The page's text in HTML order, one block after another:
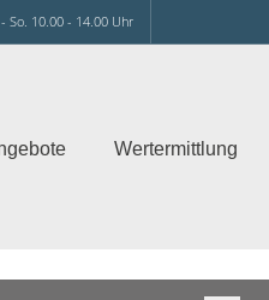
So. 10.00 - 14.00 Uhr
Wertermittlung